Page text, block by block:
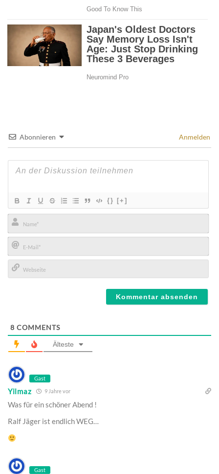
Abonnieren Anmelden
{} [+]
Name*
E-
Mail*
8 COMMENTS
Älteste
Gast
Yilmaz 9 Jahre vor
Was für ein schöner Abend !
Ralf Jäger ist endlich WEG…
Gast